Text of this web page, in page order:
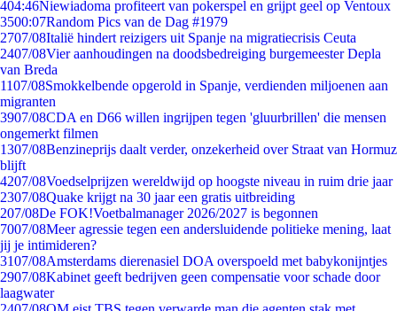
404:46Niewiadoma profiteert van pokerspel en grijpt geel op Ventoux
3500:07Random Pics van de Dag #1979
2707/08Italië hindert reizigers uit Spanje na migratiecrisis Ceuta
2407/08Vier aanhoudingen na doodsbedreiging burgemeester Depla
van Breda
1107/08Smokkelbende opgerold in Spanje, verdienden miljoenen aan
migranten
3907/08CDA en D66 willen ingrijpen tegen 'gluurbrillen' die mensen
ongemerkt filmen
1307/08Benzineprijs daalt verder, onzekerheid over Straat van Hormuz
blijft
4207/08Voedselprijzen wereldwijd op hoogste niveau in ruim drie jaar
2307/08Quake krijgt na 30 jaar een gratis uitbreiding
207/08De FOK!Voetbalmanager 2026/2027 is begonnen
7007/08Meer agressie tegen een andersluidende politieke mening, laat
jij je intimideren?
3107/08Amsterdams dierenasiel DOA overspoeld met babykonijntjes
2907/08Kabinet geeft bedrijven geen compensatie voor schade door
laagwater